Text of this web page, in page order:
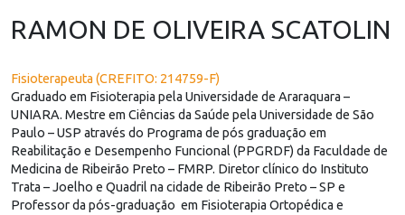
RAMON DE OLIVEIRA SCATOLIN
Fisioterapeuta (CREFITO: 214759-F)
Graduado em Fisioterapia pela Universidade de Araraquara –
UNIARA. Mestre em Ciências da Saúde pela Universidade de São
Paulo – USP através do Programa de pós graduação em
Reabilitação e Desempenho Funcional (PPGRDF) da Faculdade de
Medicina de Ribeirão Preto – FMRP. Diretor clínico do Instituto
Trata – Joelho e Quadril na cidade de Ribeirão Preto – SP e
Professor da pós-graduação em Fisioterapia Ortopédica e